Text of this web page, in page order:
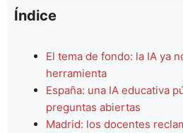
Índice
El tema de fondo: la IA ya
herramienta
España: una IA educativa
preguntas abiertas
Madrid: los docentes